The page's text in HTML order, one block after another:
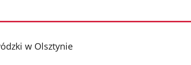
w Olsztynie